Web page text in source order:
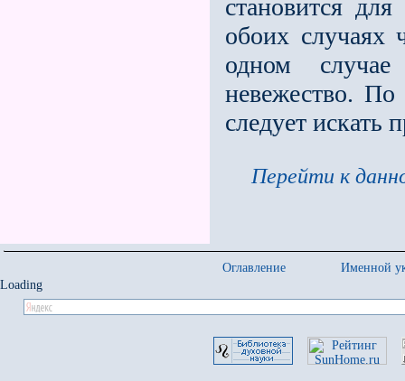
становится
обоих случаях
одном
невежество.
следует искать
Перейти к
Оглавление
Именной
Loading